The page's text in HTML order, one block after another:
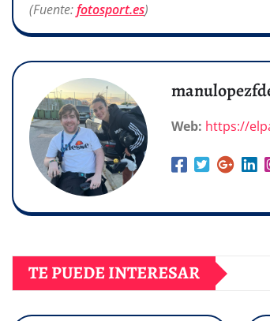
(Fuente:fotosport.es)
Web: https://
TE PUEDE INTERESAR